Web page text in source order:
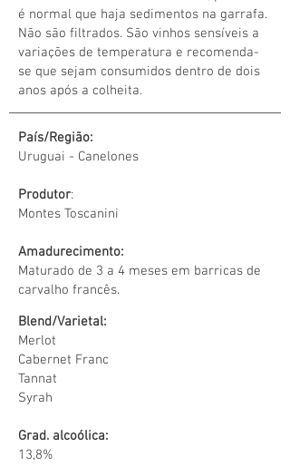
é normal que haja sedimentos na garrafa.
Não são filtrados. São vinhos sensíveis a
variações de temperatura e recomenda-
se que sejam consumidos dentro de dois
anos após a colheita.
País/Região:
Uruguai - Canelones
Produtor:
Montes Toscanini
Amadurecimento:
Maturado de 3 a 4 meses em barricas de
carvalho francês.
Blend/Varietal:
Merlot
Cabernet Franc
Tannat
Syrah
Grad. alcoólica:
13,8%